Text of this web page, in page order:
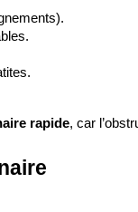
rapide, car